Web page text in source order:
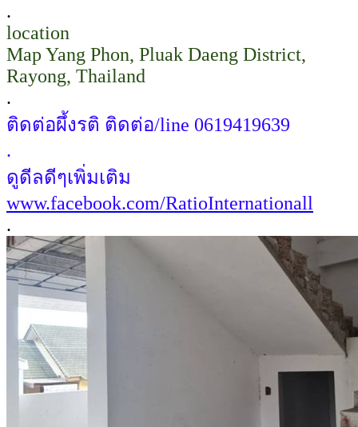
.
location
Map Yang Phon, Pluak Daeng District,
Rayong, Thailand
.
ติดต่อผึ้งรติ ติดต่อ/line 0619419639
.
ดูดีลดีๆเพิ่มเติม
www.facebook.com/RatioInternationall
.